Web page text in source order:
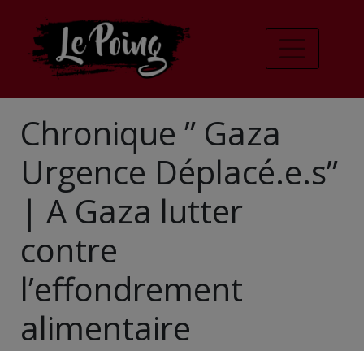
Chronique ” Gaza
Urgence Déplacé.e.s”
| A Gaza lutter
contre
l’effondrement
alimentaire